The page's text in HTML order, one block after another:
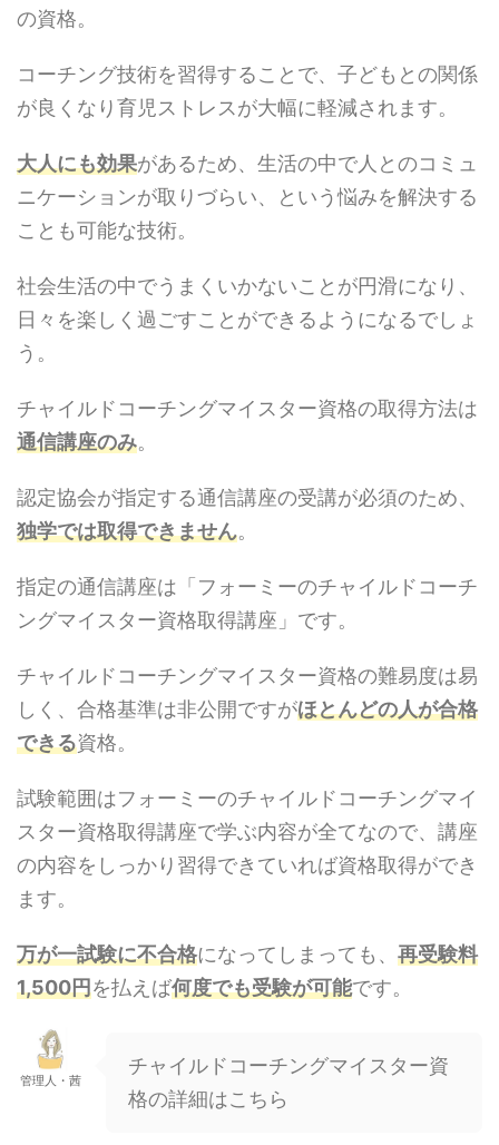
の資格。
コーチング技術を習得することで、子どもとの関係
が良くなり育児ストレスが大幅に軽減されます。
大人にも効果があるため、生活の中で人とのコミュ
ニケーションが取りづらい、という悩みを解決する
ことも可能な技術。
社会生活の中でうまくいかないことが円滑になり、
日々を楽しく過ごすことができるようになるでしょ
う。
チャイルドコーチングマイスター資格の取得方法は
通信講座のみ。
認定協会が指定する通信講座の受講が必須のため、
独学では取得できません。
指定の通信講座は「フォーミーのチャイルドコーチ
ングマイスター資格取得講座」です。
チャイルドコーチングマイスター資格の難易度は易
しく、合格基準は非公開ですがほとんどの人が合格
できる資格。
試験範囲はフォーミーのチャイルドコーチングマイ
スター資格取得講座で学ぶ内容が全てなので、講座
の内容をしっかり習得できていれば資格取得ができ
ます。
万が一試験に不合格になってしまっても、 再受験料
1,500円を払えば何度でも受験が可能です。
管理人・茜
チャイルドコーチングマイスター資
格の詳細はこちら